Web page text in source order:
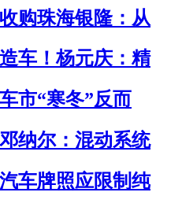
购珠海银隆：从
车！杨元庆：精
市“寒冬”反而
纳尔：混动系统
车牌照应限制纯